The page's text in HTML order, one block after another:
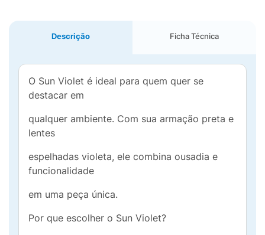
Descrição Ficha Técnica
O Sun Violet é ideal para quem quer se
destacar em
qualquer ambiente. Com sua armação preta e
lentes
espelhadas violeta, ele combina ousadia e
funcionalidade
em uma peça única.
Por que escolher o Sun Violet?